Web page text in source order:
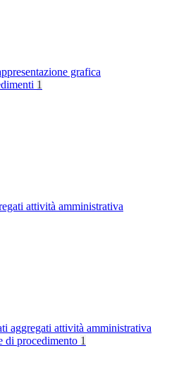
grafica
1
attività amministrativa
aggregati attività amministrativa
di procedimento 1